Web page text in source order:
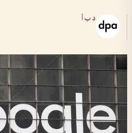
د ب أ